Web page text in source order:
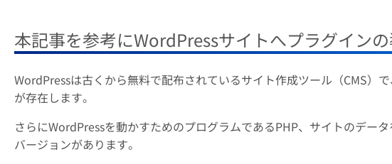
本記事を参考にWordPressサイトへプラグイン
WordPressは古くから無料で配布されているサイト作成ツール（CMS）
が存在します。
さらにWordPressを動かすためのプログラムであるPHP、サイトのデー
バージョンがあります。